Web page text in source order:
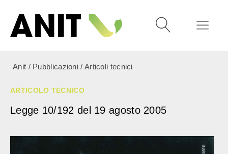
Anit / Pubblicazioni / Articoli tecnici
ARTICOLO TECNICO
Legge 10/192 del 19 agosto 2005